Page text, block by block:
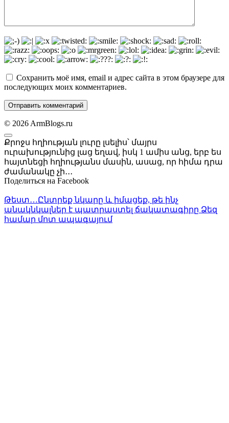
Сохранить моё имя, email и адрес сайта в этом браузере для
последующих моих комментариев.
© 2026 ArmBlogs.ru
Քրոջս հղիության լուրը լսելիս՝ մայրս
ուրախությունից լաց եղավ, իսկ 1 ամիս անց, երբ ես
հայտնեցի հղիությանս մասին, ասաց, որ հիմա դրա
ժամանակը չի․․․
Поделиться на Facebook
Թեստ…Ընտրեք նկարը և իմացեք, թե ինչ
անակնկալներ է պատրաստել ճակատագիրը Ձեզ
համար մոտ ապագայում